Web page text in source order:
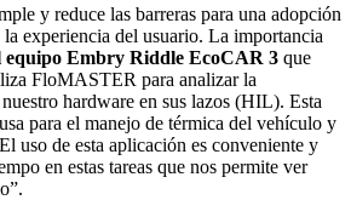
y reduce las barreras para una adopción
experiencia del usuario. La importancia
equipo Embry Riddle EcoCAR 3 que
FloMASTER para analizar la
hardware en sus lazos (HIL). Esta
para el manejo de térmica del vehículo y
uso de esta aplicación es conveniente y
en estas tareas que nos permite ver